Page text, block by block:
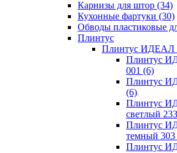
Карнизы для штор (34)
Кухонные фартуки (30)
Обводы пластиковые
Плинтус
Плинтус ИДЕАЛ
Плинтус
001 (6)
Плинтус
(6)
Плинтус
светлый 233
Плинтус
темный 303
Плинтус